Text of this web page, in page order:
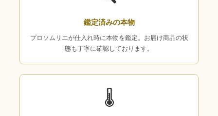
鑑定済みの本物
プロソムリエが仕入れ時に本物を鑑定。お届け商品の状
態も丁寧に確認しております。
🌡